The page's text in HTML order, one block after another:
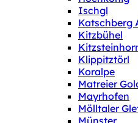
Ischgl
Katschberg
Kitzbühel
Klippitztörl
Koralpe
Matreier
Mayrhofen
Mölltaler
Münster